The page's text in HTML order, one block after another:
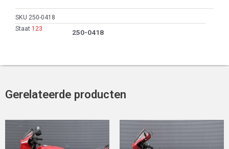
SKU 250-0418
Staat 123 250-0418
Gerelateerde producten